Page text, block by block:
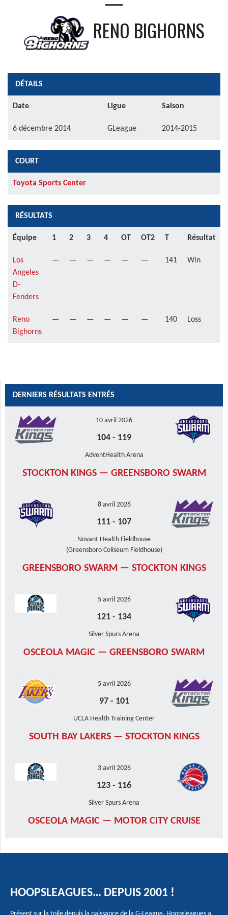
RENO BIGHORNS
DÉTAILS
Date Ligue Saison
6 décembre 2014 GLeague 2014-2015
COURT
Toyota Sports Center
RÉSULTATS
Équipe 1 2 3 4 OT OT2 T Résultat
Los
Angeles
D-
Fenders
— — — — — — 141 Win
Reno
Bighorns
— — — — — — 140 Loss
DERNIERS RÉSULTATS ENTRÉS
10 avril 2026
104 - 119
AdventHealth Arena
STOCKTON KINGS — GREENSBORO SWARM
8 avril 2026
111 - 107
Novant Health Fieldhouse
(Greensboro Coliseum Fieldhouse)
GREENSBORO SWARM — STOCKTON KINGS
5 avril 2026
121 - 134
Silver Spurs Arena
OSCEOLA MAGIC — GREENSBORO SWARM
5 avril 2026
97- 101
UCLA Health Training Center
SOUTH BAY LAKERS — STOCKTON KINGS
3 avril 2026
123 - 116
Silver Spurs Arena
OSCEOLA MAGIC — MOTOR CITY CRUISE
HOOPSLEAGUES… DEPUIS 2001 !